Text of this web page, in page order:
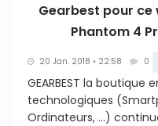
Gearbest pour ce
Phantom 4
20 Jan. 2018 • 22:58 0
GEARBEST la
technologiques
Ordinateurs, …)